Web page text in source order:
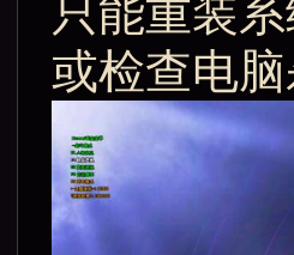
只能重装
或检查电